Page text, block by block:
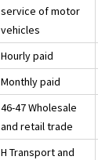
service of motor
vehicles
Hourly paid
Monthly paid
46-47 Wholesale
and retail trade
H Transport and